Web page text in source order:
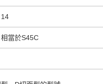
14
相當於S45C